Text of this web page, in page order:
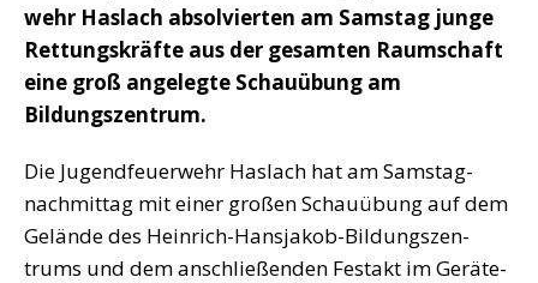
wehr Has­lach absol­vier­ten am Sams­tag jun­ge
Ret­tungs­kräf­te aus der gesam­ten Raum­schaft
eine groß ange­leg­te Schau­übung am
Bildungszentrum.
Die Jugend­feu­er­wehr Has­lach hat am Sams­tag­
nach­mit­tag mit einer gro­ßen Schau­übung auf dem
Gelän­de des Hein­rich-Hans­ja­kob-Bil­dungs­zen­
trums und dem anschlie­ßen­den Fest­akt im Gerä­te­